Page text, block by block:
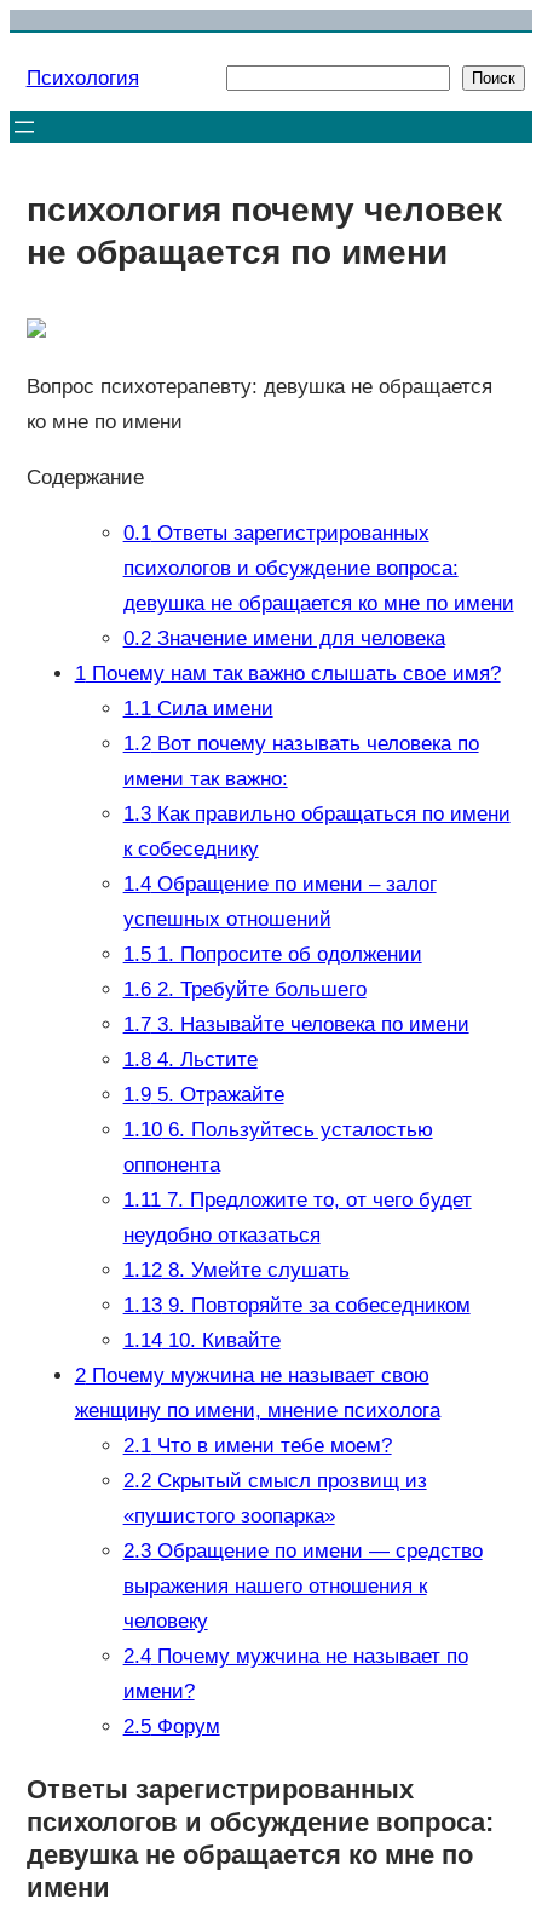
Перейти
Психология Поиск
психология почему человек
не обращается по имени
Вопрос психотерапевту: девушка не обращается
ко мне по имени
Содержание
0.1Ответы зарегистрированных
психологов и обсуждение вопроса:
девушка не обращается ко мне по имени
0.2Значение имени для человека
1Почему нам так важно слышать свое имя?
1.1Сила имени
1.2Вот почему называть человека по
имени так важно:
1.3Как правильно обращаться по имени
к собеседнику
1.4Обращение по имени – залог
успешных отношений
1.51. Попросите об одолжении
1.62. Требуйте большего
1.73. Называйте человека по имени
1.84. Льстите
1.95. Отражайте
1.106. Пользуйтесь усталостью
оппонента
1.117. Предложите то, от чего будет
неудобно отказаться
1.128. Умейте слушать
1.139. Повторяйте за собеседником
1.1410. Кивайте
2Почему мужчина не называет свою
женщину по имени, мнение психолога
2.1Что в имени тебе моем?
2.2Скрытый смысл прозвищ из
«пушистого зоопарка»
2.3Обращение по имени — средство
выра­жения нашего отношения к
человеку
2.4Почему мужчина не называет по
имени?
2.5Форум
Ответы зарегистрированных
психологов и обсуждение вопроса:
девушка не обращается ко мне по
имени